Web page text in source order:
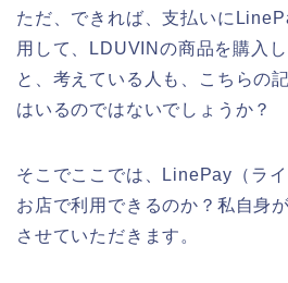
ただ、できれば、支払いに
用して、LDUVINの商品を購入
と、考えている人も、こちらの
はいるのではないでしょうか？
そこでここでは、LinePay（ラ
お店で利用できるのか？私自身
させていただきます。